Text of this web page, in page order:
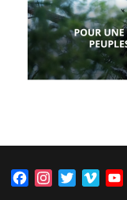
FacebookInstagramTwitterVimeo